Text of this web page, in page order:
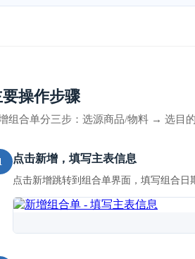
操作步骤
组合单分三步：选源商品/物料 → 选目
点击新增，填写主表信息
点击新增跳转到组合单界面，填写组合日